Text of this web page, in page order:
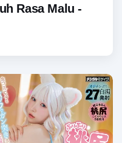
Rasa Malu -